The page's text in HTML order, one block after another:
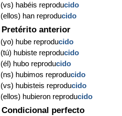
(vs) habéis reproducido
(ellos) han reproducido
Pretérito anterior
(yo) hube reproducido
(tú) hubiste reproducido
(él) hubo reproducido
(ns) hubimos reproducido
(vs) hubisteis reproducido
(ellos) hubieron reproducido
Condicional perfecto